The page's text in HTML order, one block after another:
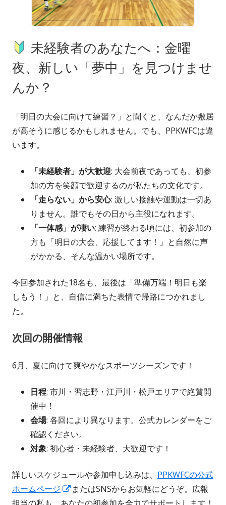
未経験者のあなたへ：金曜
夜、新しい「夢中」を見つけませ
んか？
「明日の大会に向けて練習？」と聞くと、なんだか敷居
が高そうに感じるかもしれません。でも、PPKWFCは違
います。
「未経験者」が大歓迎: 大会前夜であっても、初参
加の方を笑顔で歓迎するのが私たちの文化です。
「走らない」から安心: 激しい接触や運動は一切あ
りません。誰でもその日から主役になれます。
「一体感」が凄い: 練習が終わる頃には、初参加の
方も「明日の大会、応援してます！」と自然に声
がかかる、そんな温かい場所です。
今回参加された18名も、最後は「準備万端！明日も楽
しもう！」と、自信に満ちた表情で帰路につかれまし
た。
次回の開催情報
6月、夏に向けて爽やかなスポーツシーズンです！
日程: 市川・習志野・江戸川・松戸エリアで絶賛開
催中！
会場: 各回により異なります。公式カレンダーをご
確認ください。
対象: 初心者・未経験者、大歓迎です！
詳しいスケジュールや参加申し込みは、 PPKWFCの公式
ホームページ
新
し
またはSNSからお気軽にどうぞ。広報